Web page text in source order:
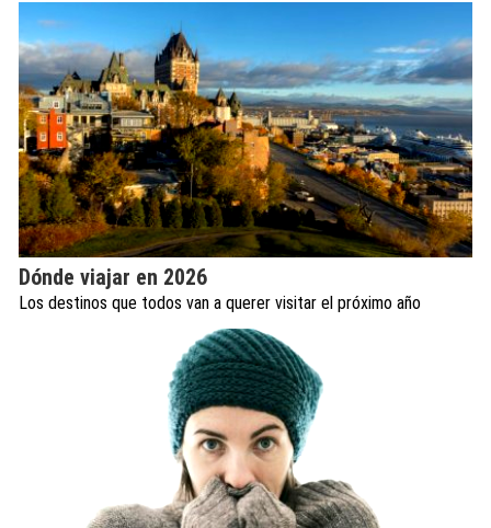
Dónde viajar en 2026
Los destinos que todos van a querer visitar el próximo año